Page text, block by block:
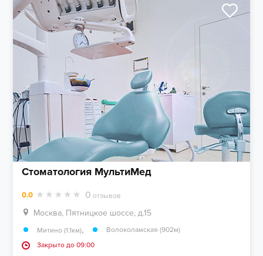
Стоматология МультиМед
0.0 0 отзывов
Москва, Пятницкое шоссе, д.15
Митино (1.1км),
Волоколамская (902м)
Закрыто до 09:00